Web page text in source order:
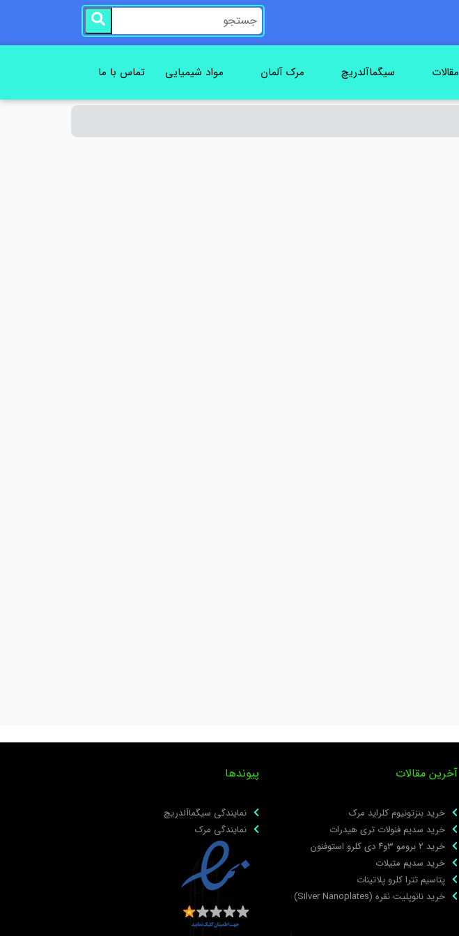
مقالات سیگماآلدریچ مرک آلمان مواد شیمیایی تماس با ما
آخرین مقالات
خرید بنزتونیوم کلراید مرک
خرید سدیم فنولات تری هیدرات
خرید ۲ برومو ۳و۴ دی‌ کلرو استوفنون
خرید سدیم متیلات
پتاسیم تترا کلرو پلاتینات
خرید نانوپلیت نقره (Silver Nanoplates)
پیوندها
نمایندگی سیگماآلدریچ
نمایندگی مرک